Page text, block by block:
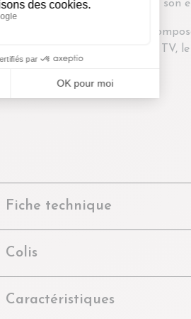
facilite votre quotidien et son
La collection AGDE est
surprendre par le meuble TV,
longueurs.
Fiche technique
Colis
Caractéristiques